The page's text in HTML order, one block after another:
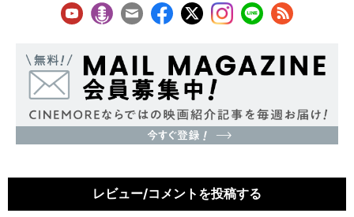
レビュー/コメントを投稿する